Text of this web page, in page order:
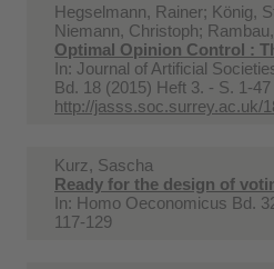
Hegselmann, Rainer; König,
Niemann, Christoph;
Optimal Opinion Control :
In: Journal of Artificial
Bd. 18 (2015) Heft 3. - S. 1-47
http://jasss.soc.surrey.ac.uk/
Kurz, Sascha
Ready for the design of
In: Homo Oeconomicus Bd.
117-129